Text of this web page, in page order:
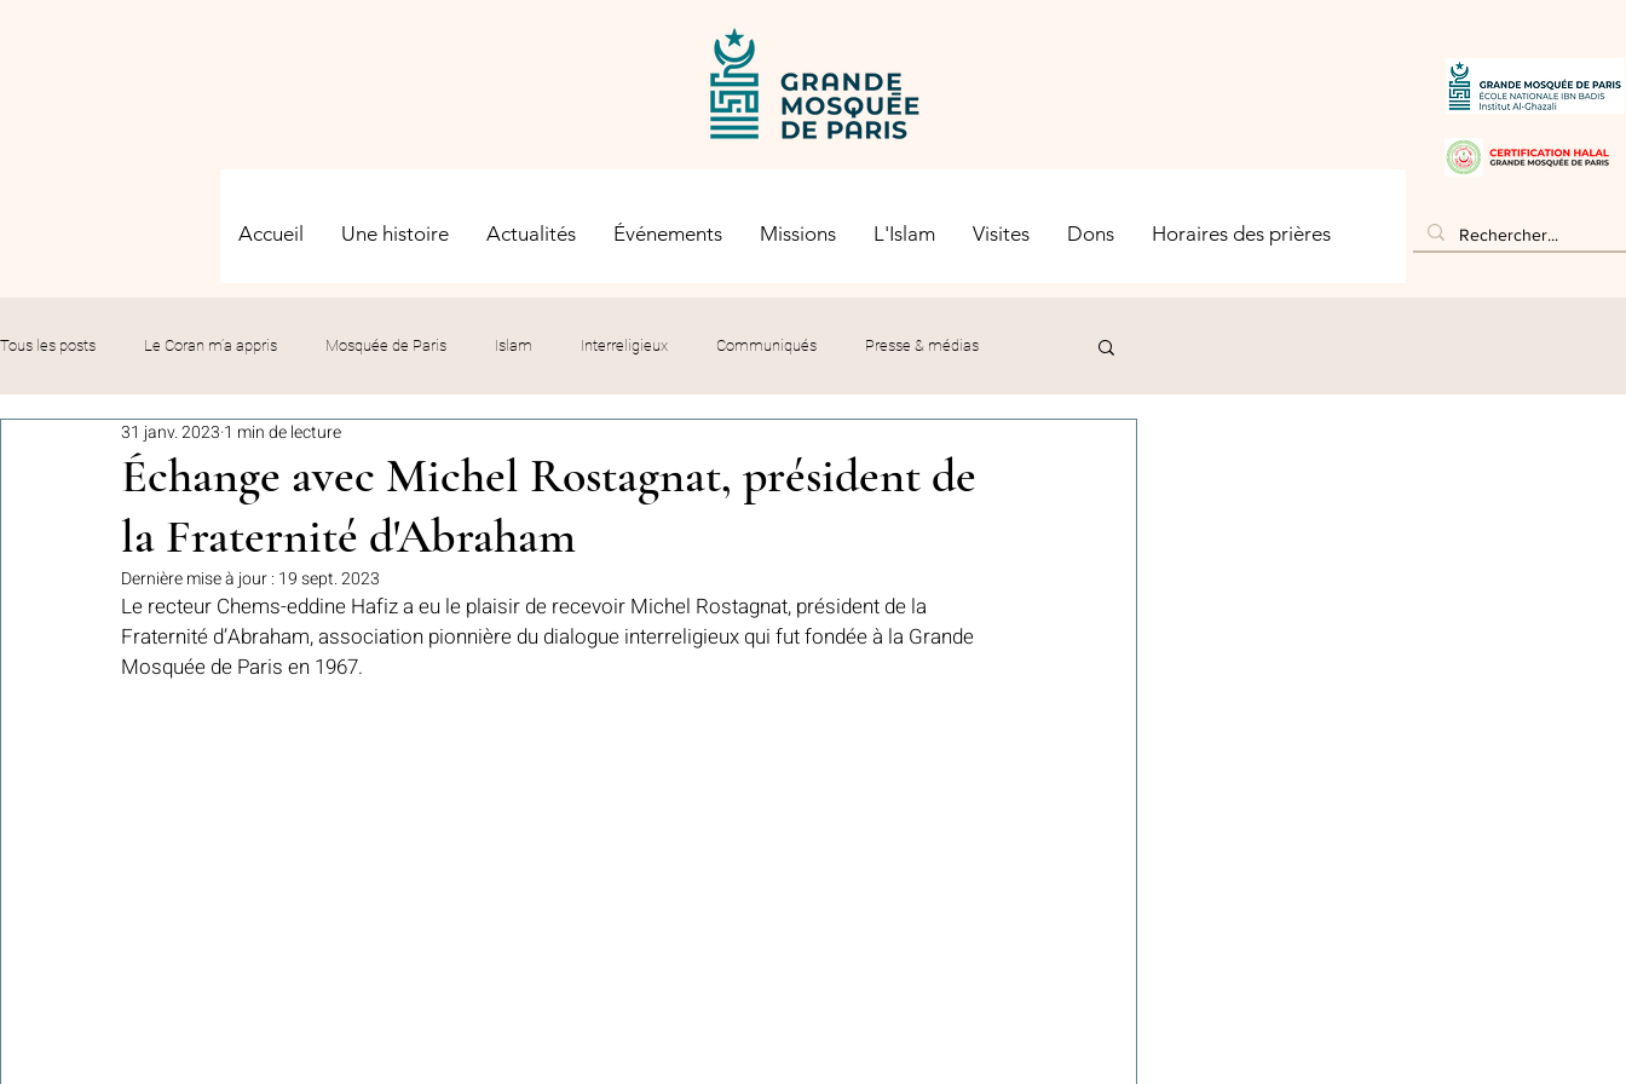
Accueil Une histoire Actualités Événements Missions L'Islam Visites Dons Horaires des prières
Tous les posts Le Coran m’a appris Mosquée de Paris Islam Interreligieux Communiqués Presse & médias
Evénements Solidarité Formation
commémorations Hommage Fédération GMP Le billet du Recteur
Colonies de vacances Algérie 2024 ​​Focus sur une actualité Notre mosquée Sabil al-Iman Récits célestes
Échange avec Michel Rostagnat, président de
la Fraternité d'Abraham
31 janv. 2023 1 min de lecture
Dernière mise à jour : 19 sept. 2023
Le recteur Chems-eddine Hafiz a eu le plaisir de recevoir Michel Rostagnat, président de la
Fraternité d’Abraham, association pionnière du dialogue interreligieux qui fut fondée à la Grande
Mosquée de Paris en 1967.